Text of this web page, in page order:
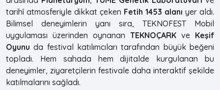
tarihî atmosferiyle dikkat çeken Fetih 1453 alanı yer aldı.
Bilimsel deneyimlerin yanı sıra, TEKNOFEST Mobil
uygulaması üzerinden oynanan TEKNOÇARK ve Keşif
Oyunu da festival katılımcıları tarafından büyük beğeni
topladı. Hem sahada hem dijitalde kurgulanan bu
deneyimler, ziyaretçilerin festivale daha interaktif şekilde
katılmalarını sağladı.